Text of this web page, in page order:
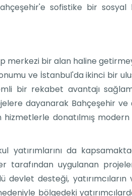
sofistike bir sosyal
merkezi bir alan haline
ve İstanbul'da ikinci bir
bir rekabet avantajı
dayanarak Bahçeşehir ve
donatılmış
yatırımlarını da
tarafından uygulanan
devlet desteği,
bölgedeki